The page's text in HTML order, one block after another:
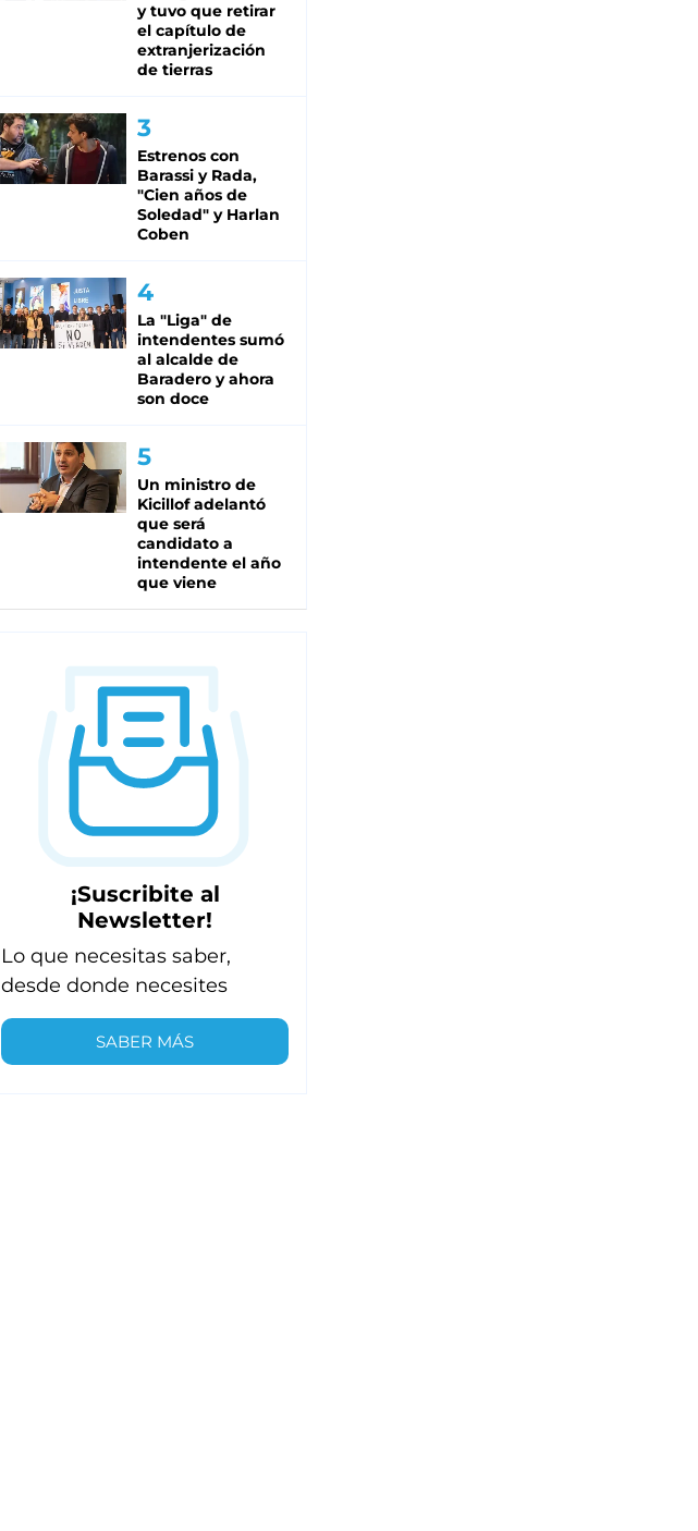
y tuvo que retirar
el capítulo de
extranjerización
de tierras
Estrenos con
Barassi y Rada,
"Cien años de
Soledad" y Harlan
Coben
La "Liga" de
intendentes sumó
al alcalde de
Baradero y ahora
son doce
Un ministro de
Kicillof adelantó
que será
candidato a
intendente el año
que viene
¡Suscribite al
Newsletter!
Lo que necesitas saber,
desde donde necesites
SABER MÁS